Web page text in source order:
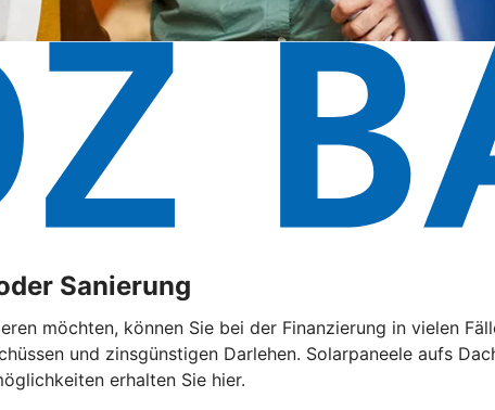
Sanierung
möchten, können Sie bei der Finanzierung in vielen
und zinsgünstigen Darlehen. Solarpaneele aufs
erhalten Sie hier.